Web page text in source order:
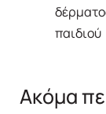
παιδιού
Ακόμα